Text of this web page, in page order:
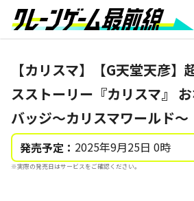
【カリスマ】【G天堂天彦】
スストーリー『カリスマ』
バッジ～カリスマワールド～
発売予定： 2025年9月25日 0時
※実際の発売日はサービスをご確認ください。